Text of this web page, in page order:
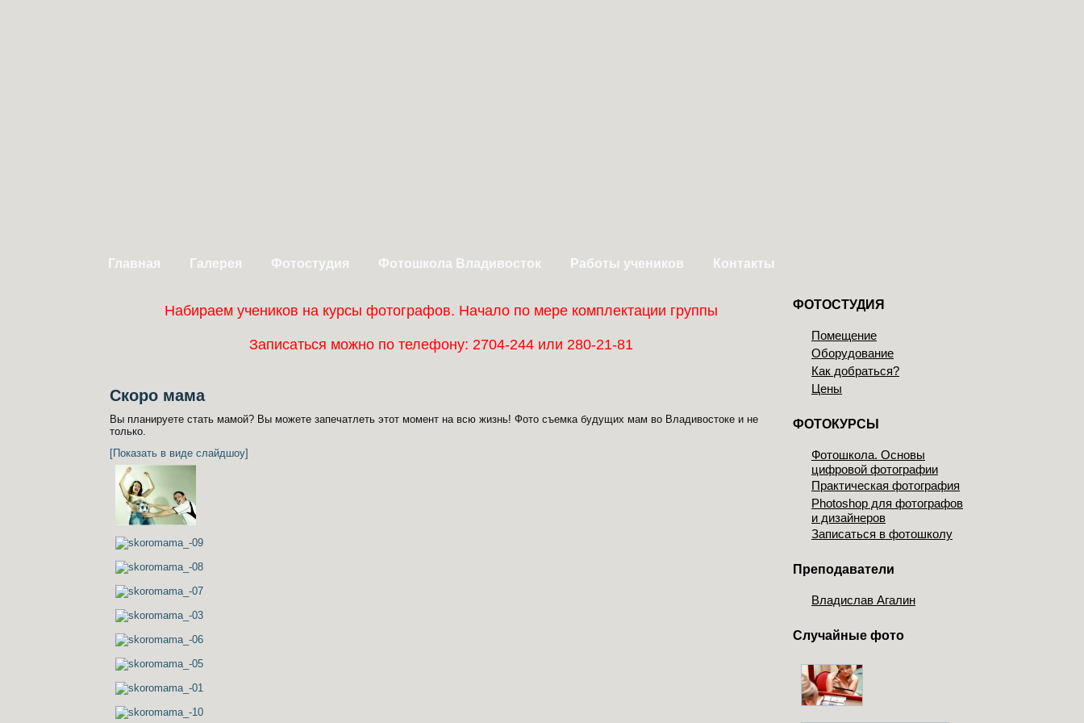
Главная Галерея Фотостудия Фотошкола Владивосток Работы учеников Контакты
Набираем учеников на курсы фотографов. Начало по мере комплектации группы
Записаться можно по телефону: 2704-244 или 280-21-81
Скоро мама
Вы планируете стать мамой? Вы можете запечатлеть этот момент на всю жизнь! Фото съемка будущих мам во Владивостоке и не
только.
[Показать в виде слайдшоу]
ФОТОСТУДИЯ
Помещение
Оборудование
Как добраться?
Цены
ФОТОКУРСЫ
Фотошкола. Основы
цифровой фотографии
Практическая фотография
Photoshop для фотографов
и дизайнеров
Записаться в фотошколу
Преподаватели
Владислав Агалин
Случайные фото